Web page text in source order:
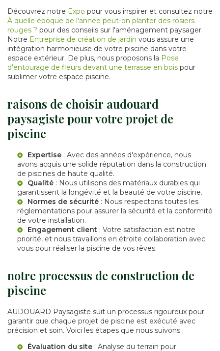
Découvrez notre Expo pour vous inspirer et consultez notre
À quelle époque de l'année peut-on planter des rosiers
rouges ? pour des conseils sur l'aménagement paysager.
Notre Entreprise de création de jardin vous assure une
intégration harmonieuse de votre piscine dans votre
espace extérieur. De plus, nous proposons la Pose
d'entourage de fleurs devant une terrasse en bois pour
sublimer votre espace piscine.
raisons de choisir audouard
paysagiste pour votre projet de
piscine
Expertise : Avec des années d'expérience, nous
avons acquis une solide réputation dans la construction
de piscines de haute qualité.
Qualité : Nous utilisons des matériaux durables qui
garantissent la longévité et la beauté de votre piscine.
Normes de sécurité : Nous respectons toutes les
réglementations pour assurer la sécurité et la conformité
de votre installation.
Engagement client : Votre satisfaction est notre
priorité, et nous travaillons en étroite collaboration avec
vous pour réaliser la piscine de vos rêves.
notre processus de construction de
piscine
AUDOUARD Paysagiste suit un processus rigoureux pour
garantir que chaque projet de piscine est exécuté avec
précision et soin. Voici les étapes que nous suivons :
Évaluation du site : Analyse du terrain pour